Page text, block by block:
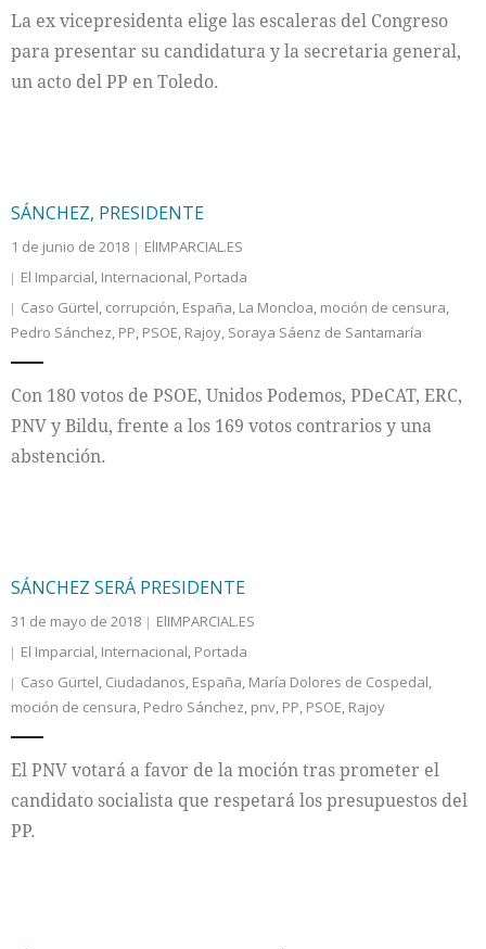
Cultura
La ex vicepresidenta elige las escaleras del Congreso
para presentar su candidatura y la secretaria general,
un acto del PP en Toledo.
SÁNCHEZ, PRESIDENTE
1 de junio de 2018
ElIMPARCIAL.ES
El Imparcial, Internacional, Portada
Caso Gürtel, corrupción, España, La Moncloa, moción de censura,
Pedro Sánchez, PP, PSOE, Rajoy, Soraya Sáenz de Santamaría
Con 180 votos de PSOE, Unidos Podemos, PDeCAT, ERC,
PNV y Bildu, frente a los 169 votos contrarios y una
abstención.
SÁNCHEZ SERÁ PRESIDENTE
31 de mayo de 2018
ElIMPARCIAL.ES
El Imparcial, Internacional, Portada
Caso Gürtel, Ciudadanos, España, María Dolores de Cospedal,
moción de censura, Pedro Sánchez, pnv, PP, PSOE, Rajoy
El PNV votará a favor de la moción tras prometer el
candidato socialista que respetará los presupuestos del
PP.